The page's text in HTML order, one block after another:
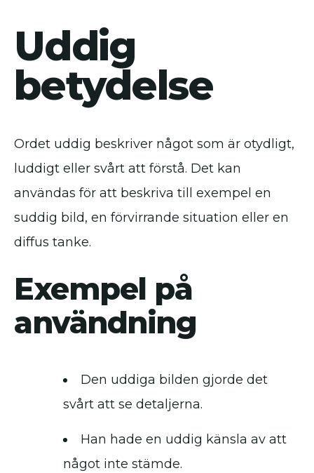
Uddig
betydelse
Ordet uddig beskriver något som är otydligt,
luddigt eller svårt att förstå. Det kan
användas för att beskriva till exempel en
suddig bild, en förvirrande situation eller en
diffus tanke.
Exempel på
användning
Den uddiga bilden gjorde det
svårt att se detaljerna.
Han hade en uddig känsla av att
något inte stämde.